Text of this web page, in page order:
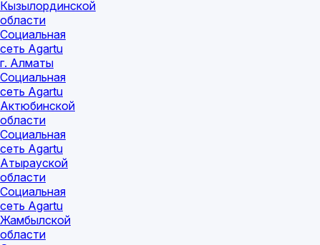
Кызылординской
области
Социальная
сеть Agartu
г. Алматы
Социальная
сеть Agartu
Актюбинской
области
Социальная
сеть Agartu
Атырауской
области
Социальная
сеть Agartu
Жамбылской
области